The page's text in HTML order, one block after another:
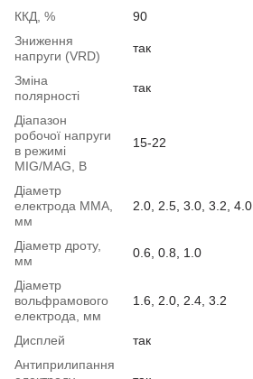
ККД, %
90
Зниження
напруги (VRD)
так
Зміна
полярності
так
Діапазон
робочої напруги
в режимі
MIG/MAG, В
15-22
Діаметр
електрода ММА,
мм
2.0, 2.5, 3.0, 3.2, 4.0
Діаметр дроту,
мм
0.6, 0.8, 1.0
Діаметр
вольфрамового
електрода, мм
1.6, 2.0, 2.4, 3.2
Дисплей
так
Антиприлипання